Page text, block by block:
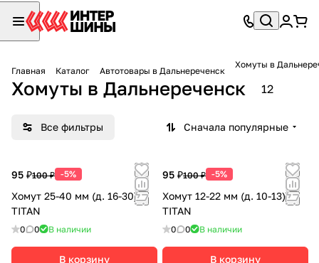
Главная Каталог Автотовары в Дальнереченск
Хомуты в
Хомуты в Дальнереченск 12
Все фильтры Сначала популярные
95 ₽100 ₽ -5%
Хомут 25-40 мм (д. 16-30)
TITAN
0 0 В наличии
В корзину
95 ₽100 ₽ -5%
Хомут 12-22 мм (д. 10-13)
TITAN
0 0 В наличии
В корзину